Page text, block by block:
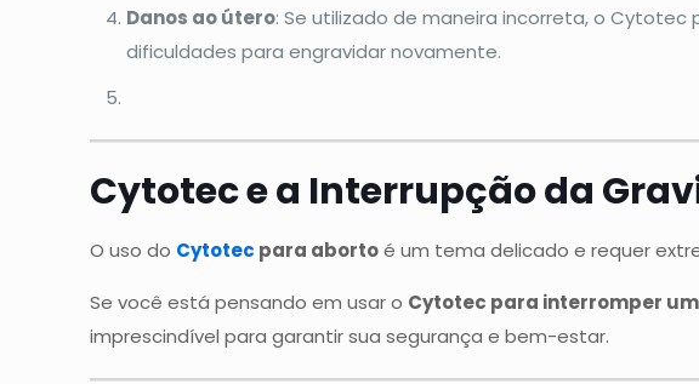
Danos ao útero: Se utilizado de maneira incorreta, o
dificuldades para engravidar novamente.
Cytotec e a Interrupção da
O uso do Cytotec para abortoé um tema delicado e requer
Se você está pensando em usar o Cytotec para interromper
imprescindível para garantir sua segurança e bem-estar.